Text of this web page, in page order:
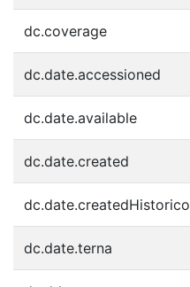
dc.coverage
dc.date.accessioned
dc.date.available
dc.date.created
dc.date.createdHistorico
dc.date.terna